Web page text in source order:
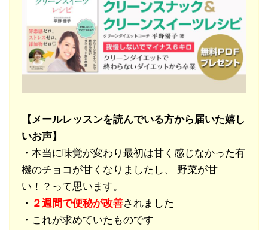
【メールレッスンを読んでいる方から届いた嬉し
いお声】
・本当に味覚が変わり最初は甘く感じなかった有
機のチョコが甘くなりましたし、 野菜が甘
い！？って思います。
・ ２週間で便秘が改善されました
・これが求めていたものです